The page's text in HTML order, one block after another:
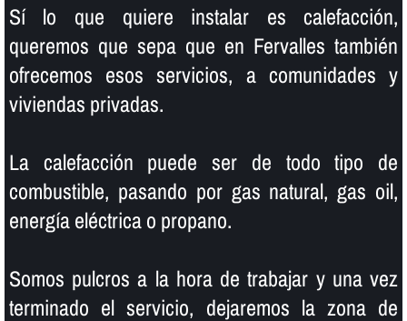
Sí­ lo que quiere instalar es calefacción,
queremos que sepa que en Fervalles también
ofrecemos esos servicios, a comunidades y
viviendas privadas.
La calefacción puede ser de todo tipo de
combustible, pasando por gas natural, gas oil,
energí­a eléctrica o propano.
Somos pulcros a la hora de trabajar y una vez
terminado el servicio, dejaremos la zona de